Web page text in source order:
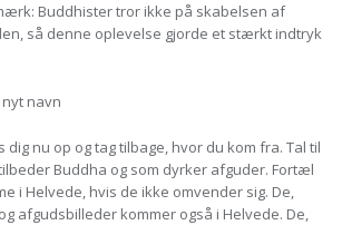
Buddhister tror ikke på skabelsen af
så denne oplevelse gjorde et stærkt indtryk
navn
dig nu op og tag tilbage, hvor du kom fra. Tal til
Buddha og som dyrker afguder. Fortæl
i Helvede, hvis de ikke omvender sig. De,
afgudsbilleder kommer også i Helvede. De,